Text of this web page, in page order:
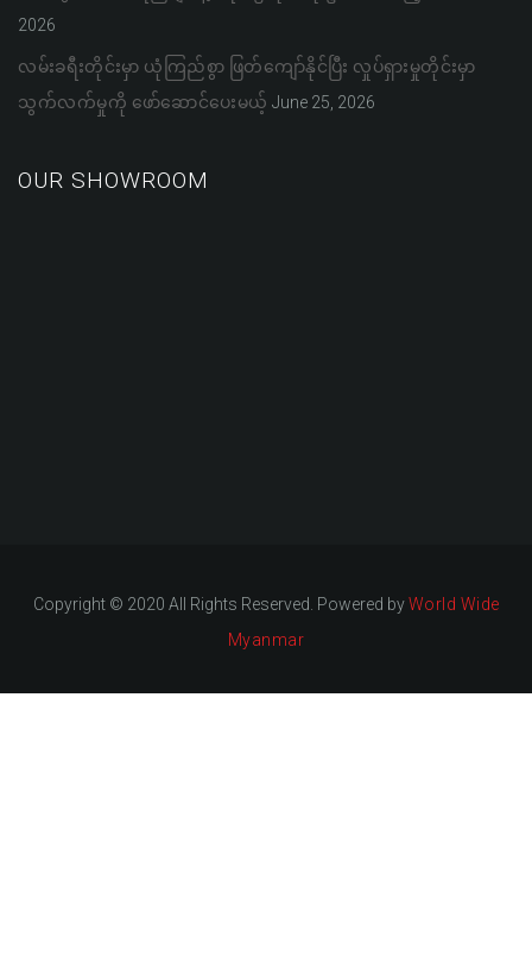
2026
လမ်းခရီးတိုင်းမှာ ယုံကြည်စွာ ဖြတ်ကျော်နိုင်ပြီး လှုပ်ရှားမှုတိုင်းမှာ
သွက်လက်မှုကို ဖော်ဆောင်ပေးမယ့် June 25, 2026
OUR SHOWROOM
Copyright © 2020 All Rights Reserved. Powered byWorld Wide
Myanmar